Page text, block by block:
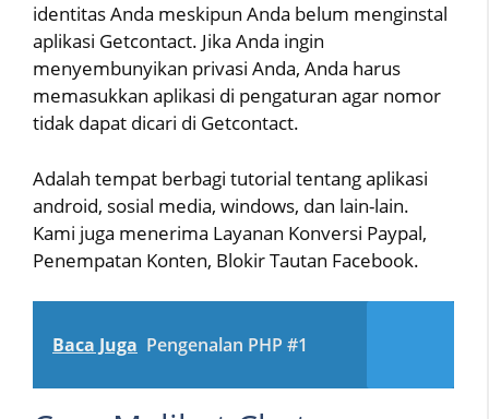
identitas Anda meskipun Anda belum menginstal
aplikasi Getcontact. Jika Anda ingin
menyembunyikan privasi Anda, Anda harus
memasukkan aplikasi di pengaturan agar nomor
tidak dapat dicari di Getcontact.
Adalah tempat berbagi tutorial tentang aplikasi
android, sosial media, windows, dan lain-lain.
Kami juga menerima Layanan Konversi Paypal,
Penempatan Konten, Blokir Tautan Facebook.
Baca Juga Pengenalan PHP #1